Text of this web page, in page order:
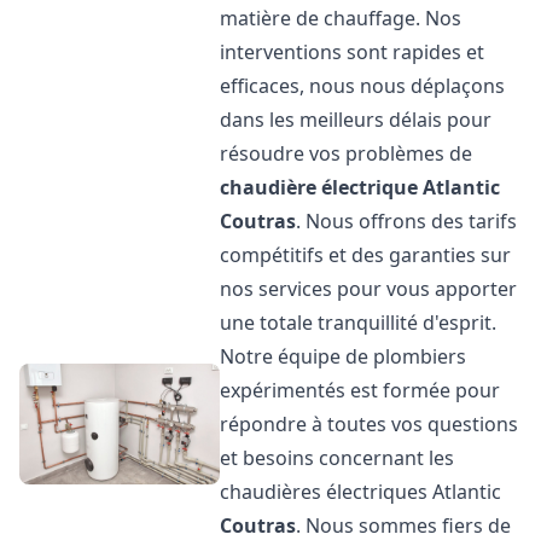
matière de chauffage. Nos
interventions sont rapides et
efficaces, nous nous déplaçons
dans les meilleurs délais pour
résoudre vos problèmes de
chaudière électrique Atlantic
Coutras. Nous offrons des tarifs
compétitifs et des garanties sur
nos services pour vous apporter
une totale tranquillité d'esprit.
Notre équipe de plombiers
expérimentés est formée pour
répondre à toutes vos questions
et besoins concernant les
chaudières électriques Atlantic
Coutras. Nous sommes fiers de